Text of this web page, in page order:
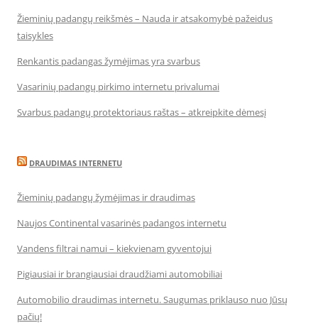
Žieminių padangų reikšmės – Nauda ir atsakomybė pažeidus
taisykles
Renkantis padangas žymėjimas yra svarbus
Vasarinių padangų pirkimo internetu privalumai
Svarbus padangų protektoriaus raštas – atkreipkite dėmesį
DRAUDIMAS INTERNETU
Žieminių padangų žymėjimas ir draudimas
Naujos Continental vasarinės padangos internetu
Vandens filtrai namui – kiekvienam gyventojui
Pigiausiai ir brangiausiai draudžiami automobiliai
Automobilio draudimas internetu. Saugumas priklauso nuo Jūsų
pačių!